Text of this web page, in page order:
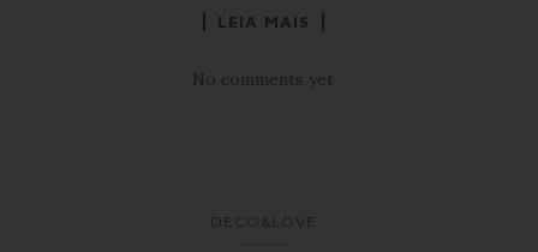
LEIA MAIS
No comments yet
DECO&LOVE